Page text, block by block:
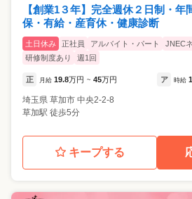
【創業1３年】完全週休２日制・年
保・有給・産育休・健康診断
土日休み 正社員 アルバイト・パート
JNEC
研修制度あり
週1回
正 月給 19.8万円 ~ 45万円 ア 時給
埼玉県 草加市 中央2-2-8
草加駅 徒歩5分
キープする